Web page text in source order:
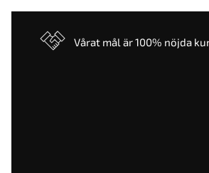
Vårat mål är 100% nöjda